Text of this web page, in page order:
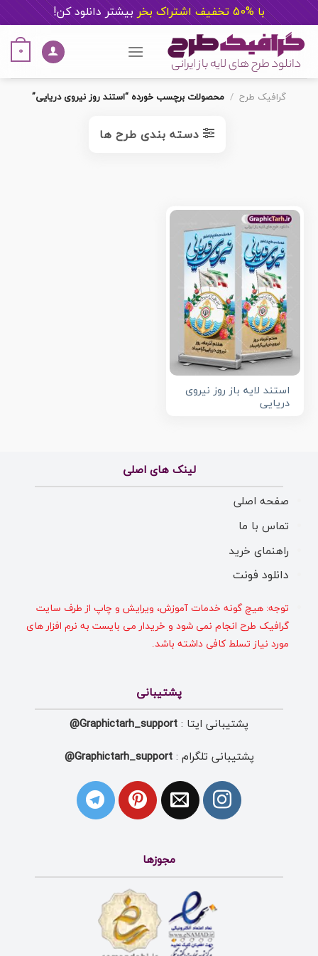
با %50 تخفیف اشتراک بخر بیشتر دانلود کن!
content
0
گرافیک طرح / محصولات برچسب خورده “استند روز نیروی دریایی”
دسته بندی طرح ها
استند لایه باز روز نیروی
دریایی
لینک های اصلی
صفحه اصلی
تماس با ما
راهنمای خرید
دانلود فونت
توجه: هیچ گونه خدمات آموزش، ویرایش و چاپ از طرف سایت
گرافیک طرح انجام نمی شود و خریدار می بایست به نرم افزار های
مورد نیاز تسلط کافی داشته باشد.
پشتیبانی
پشتیبانی ایتا : Graphictarh_support@
پشتیبانی تلگرام :Graphictarh_support@
مجوزها